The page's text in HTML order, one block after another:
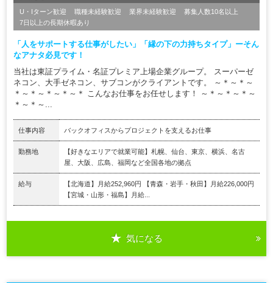
U・Iターン歓迎 職種未経験歓迎 業界未経験歓迎
募集人数10名以上
7日以上の長期休暇あり
「人をサポートする仕事がしたい」「縁の下の力持ちタイプ」ーそん
なアナタ必見です！
当社は東証プライム・名証プレミア上場企業グループ。 スーパーゼ
ネコン、大手ゼネコン、サブコンがクライアントです。 ～＊～＊～
＊～＊～＊～＊～＊ こんなお仕事をお任せします！ ～＊～＊～＊～
＊～＊～...
仕事内容 バックオフィスからプロジェクトを支えるお仕事
勤務地
【好きなエリアで就業可能】札幌、仙台、東京、横浜、名古
屋、大阪、広島、福岡など全国各地の拠点
給与
【北海道】月給252,960円 【青森・岩手・秋田】月給226,000円
【宮城・山形・福島】月給...
気になる